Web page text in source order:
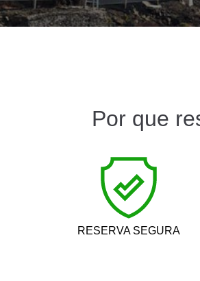
Por que
RESERVA SEGURA